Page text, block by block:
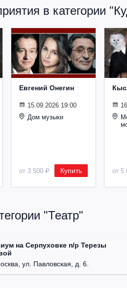
в категории
Евгений Онегин
15.09.2026 19:00
Дом музыки
от 3 500 ₽ Купить от 5
"Театр"
на Серпуховке п/р Терезы
ул. Павловская, д. 6.